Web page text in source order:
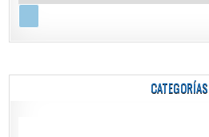
CATEGORÍAS